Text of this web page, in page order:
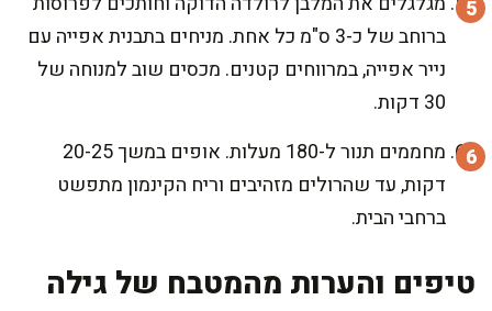
ברוחב של כ-3 ס"מ כל אחת. מניחים בתבנית אפייה עם
נייר אפייה, במרווחים קטנים. מכסים שוב למנוחה של
30 דקות.
מחממים תנור ל-180 מעלות. אופים במשך 20-25
דקות, עד שהרולים מזהיבים וריח הקינמון מתפשט
ברחבי הבית.
טיפים והערות מהמטבח של גילה